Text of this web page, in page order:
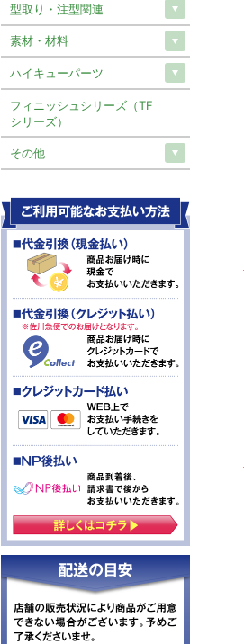
型取り・注型関連
素材・材料
ハイキューパーツ
フィニッシュシリーズ（TF
シリーズ）
その他